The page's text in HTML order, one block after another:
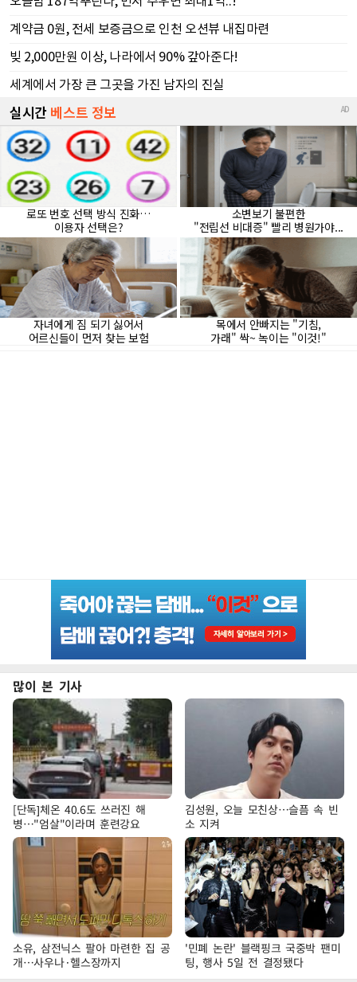
많이 본 기사
[단독]체온 40.6도 쓰러진 해
병…"엄살"이라며 훈련강요
김성원, 오늘 모친상…슬픔 속 빈
소 지켜
소유, 삼전닉스 팔아 마련한 집 공
개…사우나·헬스장까지
'민폐 논란' 블랙핑크 국중박 팬미
팅, 행사 5일 전 결정됐다